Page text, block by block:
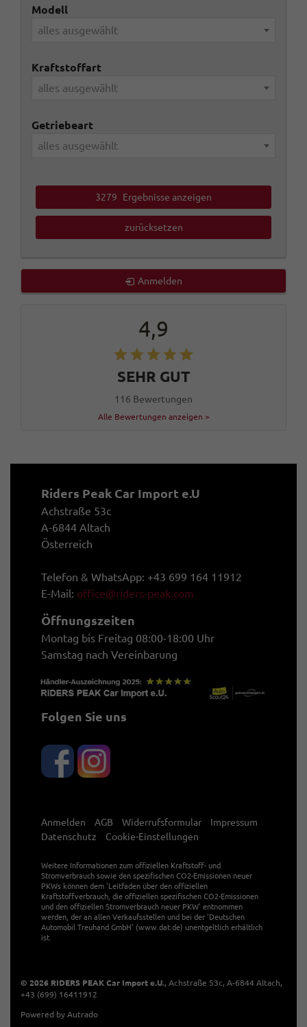
Modell
alles ausgewählt
Kraftstoffart
alles ausgewählt
Getriebeart
alles ausgewählt
3279 Ergebnisse anzeigen
zurücksetzen
Anmelden
4,9
SEHR GUT
116 Bewertungen
Alle Bewertungen anzeigen >
Riders Peak Car Import e.U
Achstraße 53c
A-6844 Altach
Österreich
Telefon & WhatsApp: +43 699 164 11912
E-Mail: office@riders-peak.com
Öffnungszeiten
Montag bis Freitag 08:00-18:00 Uhr
Samstag nach Vereinbarung
Folgen Sie uns
Anmelden AGB Widerrufsformular
Impressum
Datenschutz
Cookie-Einstellungen
Weitere Informationen zum offiziellen Kraftstoff- und
Stromverbrauch sowie den spezifischen CO2-Emissionen neuer
PKWs können dem 'Leitfaden über den offiziellen
Kraftstoffverbrauch, die offiziellen spezifischen CO2-Emissionen
und den offiziellen Stromverbrauch neuer PKW' entnommen
werden, der an allen Verkaufsstellen und bei der 'Deutschen
Automobil Treuhand GmbH' (www.dat.de) unentgeltlich erhältlich
ist.
© 2026 RIDERS PEAK Car Import e.U., Achstraße 53c, A-6844 Altach,
+43 (699) 16411912
Powered by Autrado